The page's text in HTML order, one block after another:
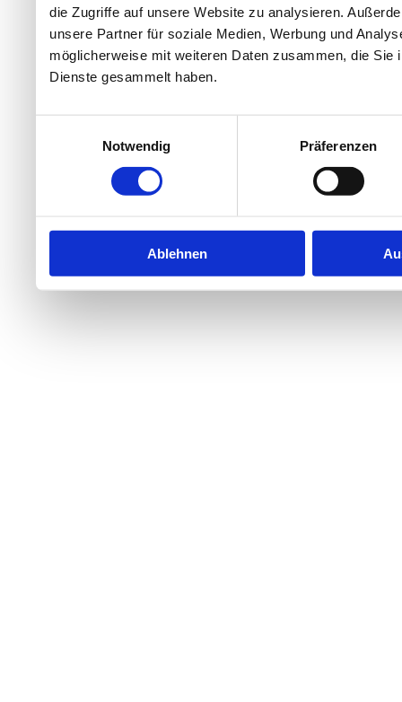
die Zugriffe auf unsere Website zu analysieren.
unsere Partner für soziale Medien, Werbung und
möglicherweise mit weiteren Daten zusammen, die
Dienste gesammelt haben.
Notwendig
Präferenzen
Ablehnen